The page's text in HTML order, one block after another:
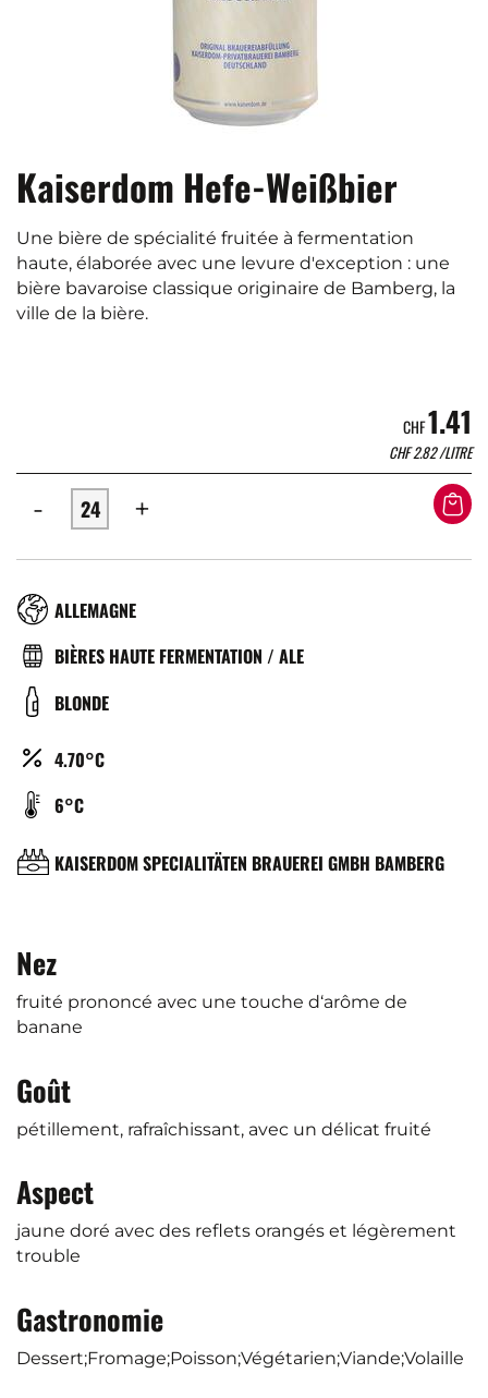
Kaiserdom Hefe-Weißbier
Une bière de spécialité fruitée à fermentation
haute, élaborée avec une levure d'exception : une
bière bavaroise classique originaire de Bamberg, la
ville de la bière.
CHF1.41
CHF2.82/LITRE
- +
RÉGION
ALLEMAGNE
TYPE
BIÈRE
BIÈRES HAUTE FERMENTATION / ALE
COULEUR
BLONDE
ALCOOL
4.70°C
TEMPÉRATURE
SERVICE
(°C)
6°C
BRASSERIE
KAISERDOM SPECIALITÄTEN BRAUEREI GMBH BAMBERG
Nez
fruité prononcé avec une touche d‘arôme de
banane
Goût
pétillement, rafraîchissant, avec un délicat fruité
Aspect
jaune doré avec des reflets orangés et légèrement
trouble
Gastronomie
Dessert;Fromage;Poisson;Végétarien;Viande;Volaille